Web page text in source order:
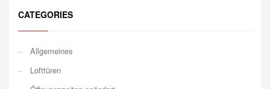
CATEGORIES
Allgemeines
Lofttüren